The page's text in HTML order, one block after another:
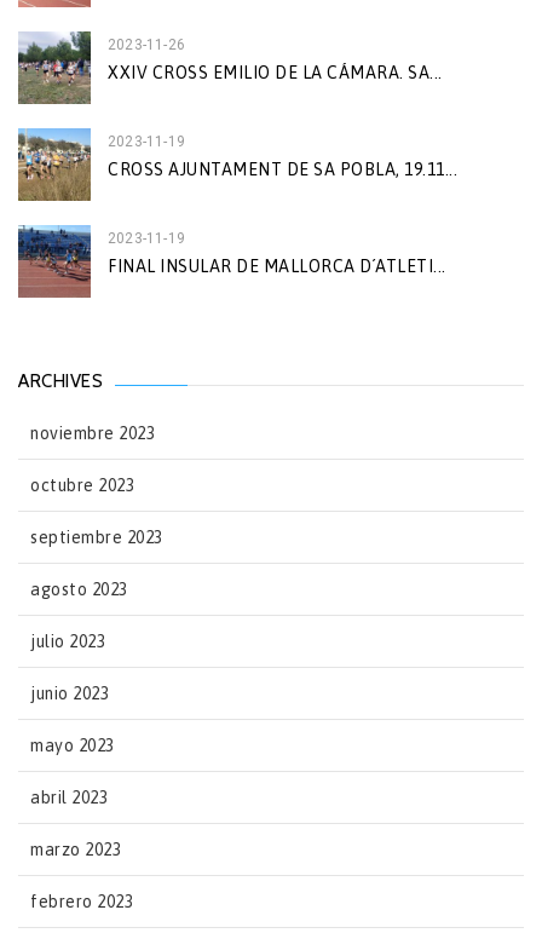
2023-11-26
XXIV CROSS EMILIO DE LA CÁMARA. SA...
2023-11-19
CROSS AJUNTAMENT DE SA POBLA, 19.11...
2023-11-19
FINAL INSULAR DE MALLORCA D´ATLETI...
ARCHIVES
noviembre 2023
octubre 2023
septiembre 2023
agosto 2023
julio 2023
junio 2023
mayo 2023
abril 2023
marzo 2023
febrero 2023